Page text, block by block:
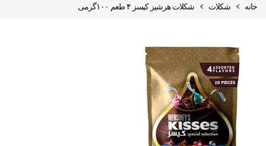
خانه شکلات شکلات هرشیز کیسز ۴ طعم ۱۰۰گرمی